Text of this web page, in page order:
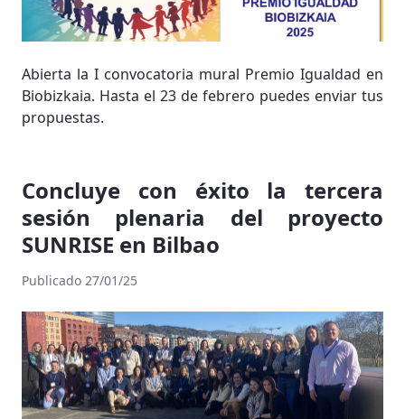
Abierta la I convocatoria mural Premio Igualdad en
Biobizkaia. Hasta el 23 de febrero puedes enviar tus
propuestas.
Concluye con éxito la tercera
sesión plenaria del proyecto
SUNRISE en Bilbao
Publicado 27/01/25